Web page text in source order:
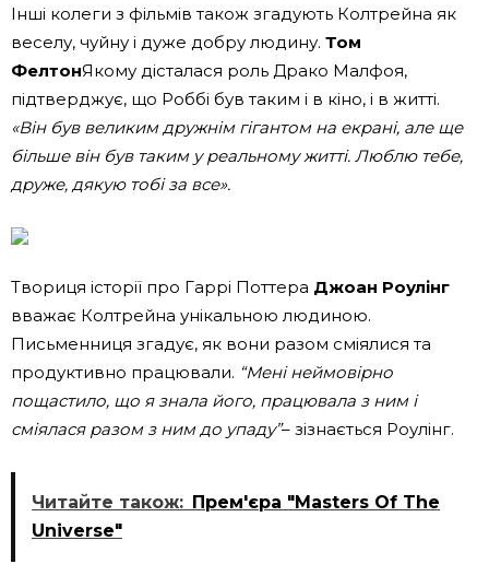
Інші колеги з фільмів також згадують Колтрейна як
веселу, чуйну і дуже добру людину. Том
ФелтонЯкому дісталася роль Драко Малфоя,
підтверджує, що Роббі був таким і в кіно, і в житті.
«Він був великим дружнім гігантом на екрані, але ще
більше він був таким у реальному житті. Люблю тебе,
друже, дякую тобі за все».
Твориця історії про Гаррі Поттера Джоан Роулінг
вважає Колтрейна унікальною людиною.
Письменниця згадує, як вони разом сміялися та
продуктивно працювали. “Мені неймовірно
пощастило, що я знала його, працювала з ним і
сміялася разом з ним до упаду”– зізнається Роулінг.
Читайте також: Прем'єра "Masters Of The
Universe"